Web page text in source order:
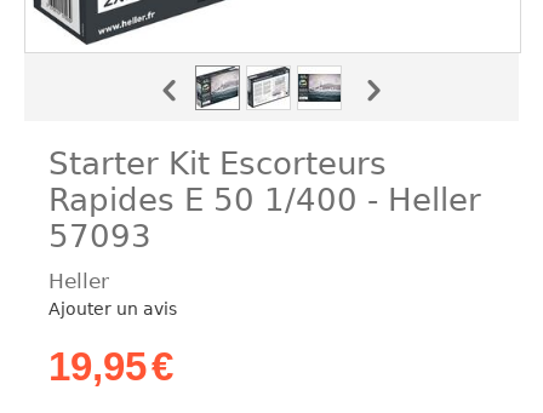
Starter Kit Escorteurs
Rapides E 50 1/400 - Heller
57093
Heller
Ajouter un avis
19,95€